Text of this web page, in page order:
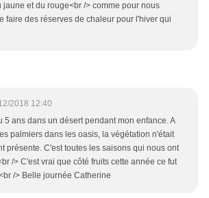
jaune et du rouge<br /> comme pour nous
faire des réserves de chaleur pour l'hiver qui
2018 12:40
5 ans dans un désert pendant mon enfance. A
palmiers dans les oasis, la végétation n'était
présente. C'est toutes les saisons qui nous ont
/> C'est vrai que côté fruits cette année ce fut
/> Belle journée Catherine